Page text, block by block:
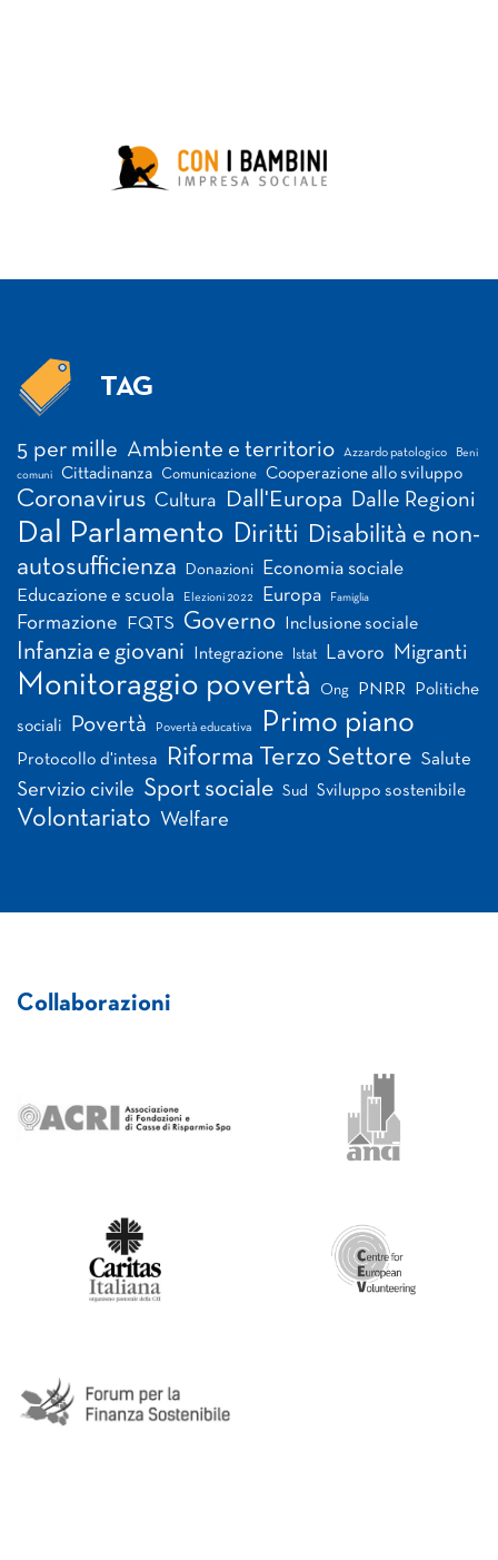
TAG
5 per mille Ambiente e territorio Azzardo patologico Beni
comuni Cittadinanza Comunicazione Cooperazione allo sviluppo
Coronavirus Cultura Dall'Europa Dalle Regioni
Dal Parlamento Diritti Disabilità e non-
autosufficienza
Donazioni Economia sociale
Educazione e scuola Elezioni 2022 Europa Famiglia
Formazione FQTS Governo Inclusione sociale
Infanzia e giovani Integrazione Istat Lavoro Migranti
Monitoraggio povertà Ong PNRR Politiche
sociali Povertà Povertà educativa Primo piano
Protocollo d'intesa Riforma Terzo Settore Salute
Servizio civile Sport sociale Sud Sviluppo sostenibile
Volontariato Welfare
Collaborazioni